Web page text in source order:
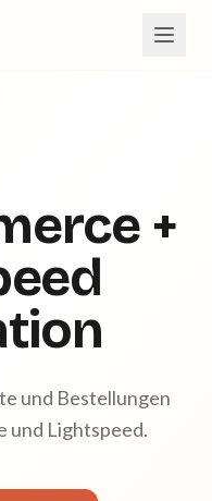
+
und Bestellungen
und Lightspeed.